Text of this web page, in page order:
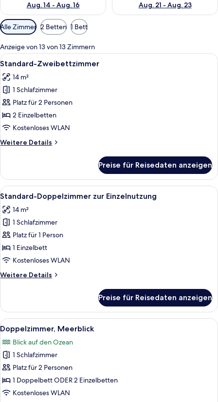
Aug. 14 - Aug. 16
Aug. 21 - Aug. 23
Verfügbare
Filter
für
Zimmer
Alle Zimmer 2 Betten 1 Bett
Anzeige von 13 von 13 Zimmern
Alle
Fotos
für
Standard-
Zweibettzimmer
anzeigen
Ein Hotelzimmer mit einem großen
1
Standard-Zweibettzimmer
14 m²
1 Schlafzimmer
Platz für 2 Personen
2 Einzelbetten
Kostenloses WLAN
Weitere Details
Weitere
Zweibettzimmer
Preise für Reisedaten anzeigen
Alle
Fotos
für
Standard-
Doppelzimmer
zur
Einzelnutzung
Ein Hotelzimmer mit einem großen
1
Standard-Doppelzimmer zur Einzelnutzung
14 m²
1 Schlafzimmer
Platz für 1 Person
1 Einzelbett
Kostenloses WLAN
Weitere Details
Weitere
Doppelzimmer
zur
Einzelnutzung
Preise für Reisedaten anzeigen
Alle
Fotos
für
Doppelzimmer,
Meerblick
anzeigen
Ein modernes Hotelzimmer mit
1
Doppelzimmer, Meerblick
Blick auf den Ozean
1 Schlafzimmer
Platz für 2 Personen
1 Doppelbett ODER 2 Einzelbetten
Kostenloses WLAN